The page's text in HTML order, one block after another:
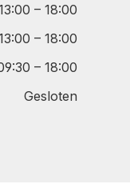
– 18:00
– 18:00
– 18:00
Gesloten